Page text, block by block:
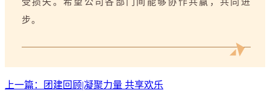
步。
上一篇：团建回顾|凝聚力量 共享欢乐